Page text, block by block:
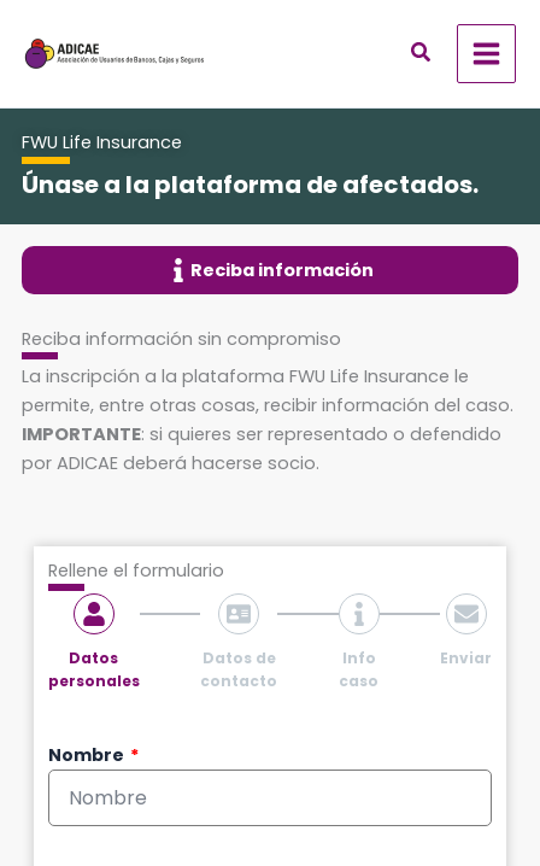
contenido
FWU Life Insurance
Únase a la plataforma de afectados.
Reciba información
Reciba información sin compromiso
La inscripción a la plataforma FWU Life Insurance le
permite, entre otras cosas, recibir información del caso.
IMPORTANTE: si quieres ser representado o defendido
por ADICAE deberá hacerse socio.
Rellene el formulario
Datos
personales
Datos de
contacto
Info
caso
Enviar
Nombre